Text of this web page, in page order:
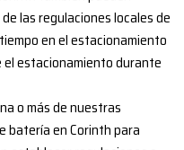
las regulaciones locales de
en el estacionamiento
estacionamiento durante
o más de nuestras
batería en Corinth para